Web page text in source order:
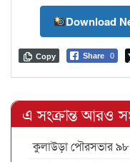
Download
Share 0
Copy
এ সংক্রান্ত আরও
কুলাউড়া পৌরসভার ৯৮